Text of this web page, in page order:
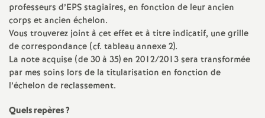
é
a
n
professeurs d’EPS stagiaires, en fonction de leur ancien
corps et ancien échelon.
Vous trouverez joint à cet effet et à titre indicatif, une grille
de correspondance (cf. tableau annexe 2).
La note acquise (de 30 à 35) en 2012/2013 sera transformée
par mes soins lors de la titularisation en fonction de
l’échelon de reclassement.
Quels repères?